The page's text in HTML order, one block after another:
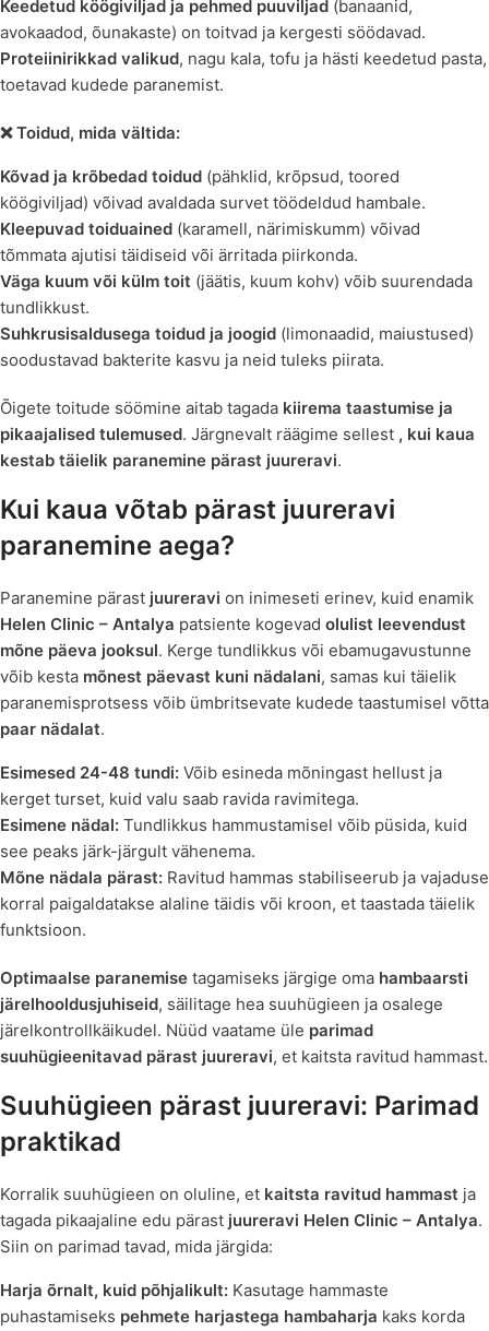
Keedetud köögiviljad ja pehmed puuviljad (banaanid,
avokaadod, õunakaste) on toitvad ja kergesti söödavad.
Proteiinirikkad valikud, nagu kala, tofu ja hästi keedetud pasta,
toetavad kudede paranemist.
❌ Toidud, mida vältida:
Kõvad ja krõbedad toidud (pähklid, krõpsud, toored
köögiviljad) võivad avaldada survet töödeldud hambale.
Kleepuvad toiduained (karamell, närimiskumm) võivad
tõmmata ajutisi täidiseid või ärritada piirkonda.
Väga kuum või külm toit (jäätis, kuum kohv) võib suurendada
tundlikkust.
Suhkrusisaldusega toidud ja joogid (limonaadid, maiustused)
soodustavad bakterite kasvu ja neid tuleks piirata.
Õigete toitude söömine aitab tagada kiirema taastumise ja
pikaajalised tulemused. Järgnevalt räägime sellest , kui kaua
kestab täielik paranemine pärast juureravi.
Kui kaua võtab pärast juureravi
paranemine aega?
Paranemine pärast juureravi on inimeseti erinev, kuid enamik
Helen Clinic – Antalya patsiente kogevad olulist leevendust
mõne päeva jooksul. Kerge tundlikkus või ebamugavustunne
võib kesta mõnest päevast kuni nädalani, samas kui täielik
paranemisprotsess võib ümbritsevate kudede taastumisel võtta
paar nädalat.
Esimesed 24-48 tundi: Võib esineda mõningast hellust ja
kerget turset, kuid valu saab ravida ravimitega.
Esimene nädal: Tundlikkus hammustamisel võib püsida, kuid
see peaks järk-järgult vähenema.
Mõne nädala pärast: Ravitud hammas stabiliseerub ja vajaduse
korral paigaldatakse alaline täidis või kroon, et taastada täielik
funktsioon.
Optimaalse paranemise tagamiseks järgige oma hambaarsti
järelhooldusjuhiseid, säilitage hea suuhügieen ja osalege
järelkontrollkäikudel. Nüüd vaatame üle parimad
suuhügieenitavad pärast juureravi, et kaitsta ravitud hammast.
Suuhügieen pärast juureravi: Parimad
praktikad
Korralik suuhügieen on oluline, et kaitsta ravitud hammast ja
tagada pikaajaline edu pärast juureravi Helen Clinic – Antalya.
Siin on parimad tavad, mida järgida:
Harja õrnalt, kuid põhjalikult: Kasutage hammaste
puhastamiseks pehmete harjastega hambaharja kaks korda